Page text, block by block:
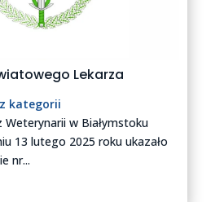
Lekarza
kategorii
w Białymstoku
13 lutego 2025 roku ukazało
nr...